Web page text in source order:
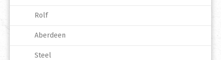
Rolf
Aberdeen
Steel